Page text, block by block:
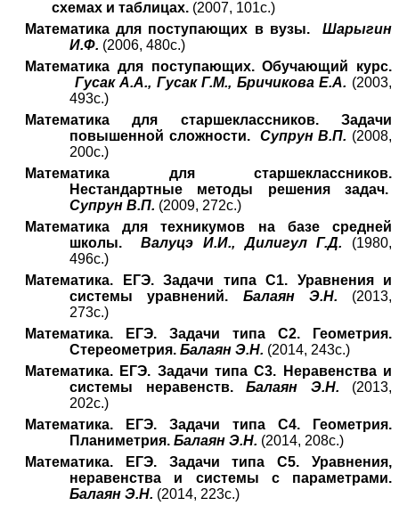
схемах и таблицах. (2007, 101с.)
Математика для поступающих в вузы. Шарыгин
И.Ф. (2006, 480с.)
Математика для поступающих. Обучающий курс.
Гусак А.А., Гусак Г.М., Бричикова Е.А. (2003,
493с.)
Математика для старшеклассников. Задачи
повышенной сложности. Супрун В.П. (2008,
200с.)
Математика для старшеклассников.
Нестандартные методы решения задач.
Супрун В.П. (2009, 272с.)
Математика для техникумов на базе средней
школы.Валуцэ И.И., Дилигул Г.Д. (1980,
496с.)
Математика. ЕГЭ. Задачи типа С1. Уравнения и
системы уравнений. Балаян Э.Н. (2013,
273с.)
Математика. ЕГЭ. Задачи типа С2. Геометрия.
Стереометрия. Балаян Э.Н. (2014, 243с.)
Математика. ЕГЭ. Задачи типа С3. Неравенства и
системы неравенств. Балаян Э.Н. (2013,
202с.)
Математика. ЕГЭ. Задачи типа С4. Геометрия.
Планиметрия. Балаян Э.Н. (2014, 208с.)
Математика. ЕГЭ. Задачи типа С5. Уравнения,
неравенства и системы с параметрами.
Балаян Э.Н. (2014, 223с.)